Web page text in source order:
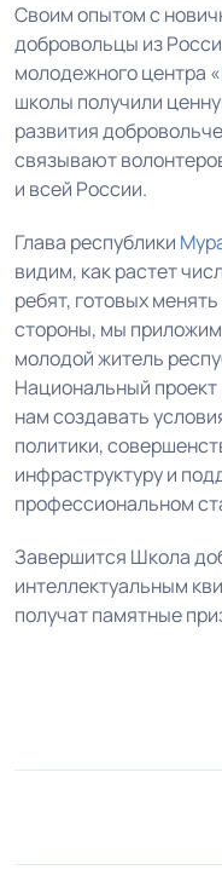
Своим опытом с
добровольцы из
молодежного центра
школы получили
развития
связывают
и всей России.
Глава республики
видим, как растет
ребят, готовых
стороны, мы
молодой житель
Национальный
нам создавать
политики,
инфраструктуру и
профессиональном
Завершится Школа
интеллектуальным
получат памятные